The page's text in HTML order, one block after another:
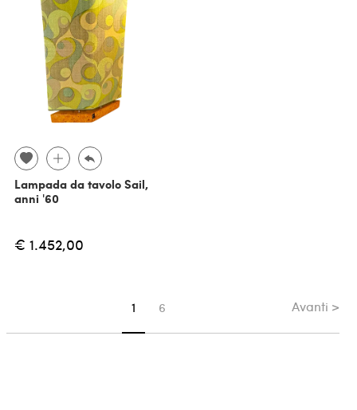
Lampada da tavolo Sail,
anni '60
€ 1.452,00
Sei su pagina
1 6 Avanti >